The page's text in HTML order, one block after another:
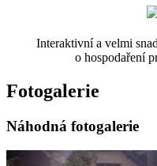
Interaktivní a velmi
o hospodaření
Fotogalerie
Náhodná fotogalerie